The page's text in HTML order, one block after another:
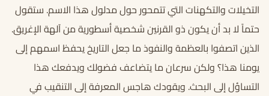
التخيلات والتكهنات التي تتمحور حول مدلول هذا الاسم. ستقول
حتماً لا بد أن يكون ذو القرنين شخصية أسطورية من آلهة الإغريق.
الذين اتصفوا بالعظمة والنفوذ ما جعل التاريخ يحفظ اسمهم إلى
يومنا هذا؟ ولكن سرعان ما يتضاعف فضولك ويدفعك هذا
التساؤل إلى البحث. ويقودك هاجس المعرفة إلى التنقيب في